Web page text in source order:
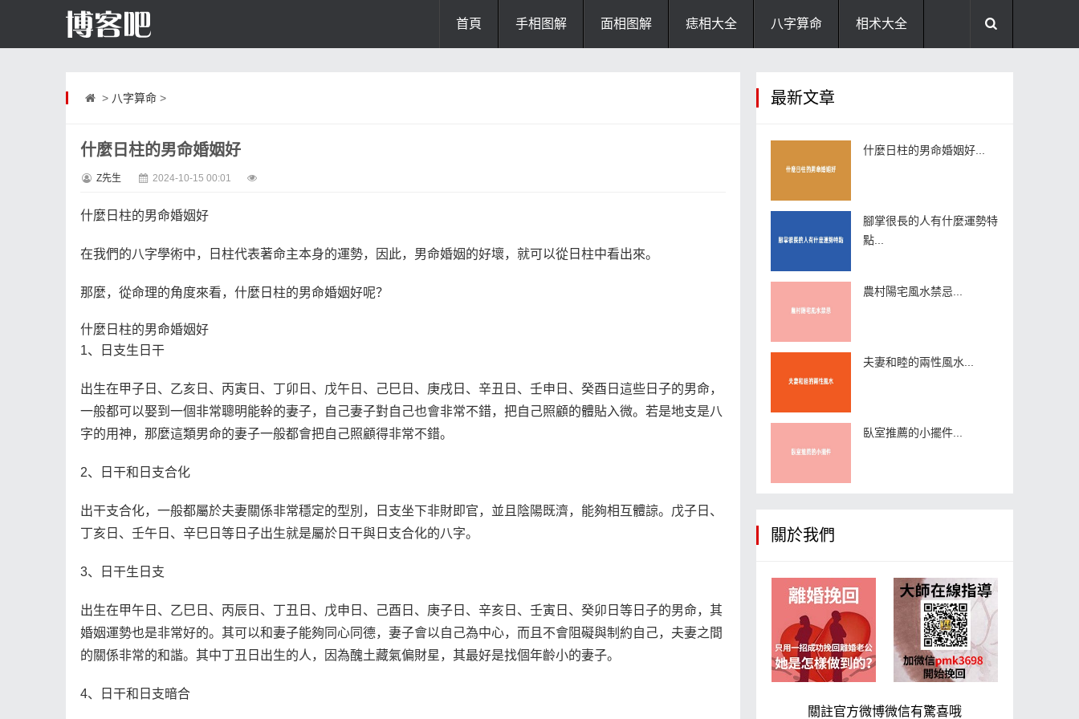
首頁 手相图解 面相图解 痣相大全 八字算命 相术大全
> 八字算命>
什麼日柱的男命婚姻好
Z先生 2024-10-15 00:01
什麼日柱的男命婚姻好
在我們的八字學術中，日柱代表著命主本身的運勢，因此，男命婚姻的好壞，就可以從日柱中看出來。
那麼，從命理的角度來看，什麼日柱的男命婚姻好呢？
什麼日柱的男命婚姻好
1、日支生日干
出生在甲子日、乙亥日、丙寅日、丁卯日、戊午日、己巳日、庚戌日、辛丑日、壬申日、癸酉日這些日子的男命，
一般都可以娶到一個非常聰明能幹的妻子，自己妻子對自己也會非常不錯，把自己照顧的體貼入微。若是地支是八
字的用神，那麼這類男命的妻子一般都會把自己照顧得非常不錯。
2、日干和日支合化
出干支合化，一般都屬於夫妻關係非常穩定的型別，日支坐下非財即官，並且陰陽既濟，能夠相互體諒。戊子日、
丁亥日、壬午日、辛巳日等日子出生就是屬於日干與日支合化的八字。
3、日干生日支
出生在甲午日、乙巳日、丙辰日、丁丑日、戊申日、己酉日、庚子日、辛亥日、壬寅日、癸卯日等日子的男命，其
婚姻運勢也是非常好的。其可以和妻子能夠同心同德，妻子會以自己為中心，而且不會阻礙與制約自己，夫妻之間
的關係非常的和諧。其中丁丑日出生的人，因為醜土藏氣偏財星，其最好是找個年齡小的妻子。
4、日干和日支暗合
最新文章
什麼日柱的男命婚姻好...
腳掌很長的人有什麼運勢特
點...
農村陽宅風水禁忌...
夫妻和睦的兩性風水...
臥室推薦的小擺件...
關於我們
關註官方微博微信有驚喜哦